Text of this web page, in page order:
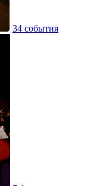
34 события